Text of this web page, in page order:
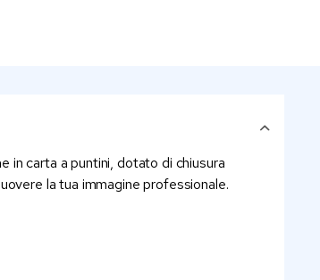
in carta a puntini, dotato di chiusura
la tua immagine professionale.